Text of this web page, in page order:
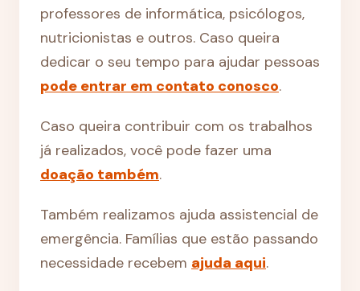
professores de informática, psicólogos,
nutricionistas e outros. Caso queira
dedicar o seu tempo para ajudar pessoas
pode entrar em contato conosco.
Caso queira contribuir com os trabalhos
já realizados, você pode fazer uma
doação também.
Também realizamos ajuda assistencial de
emergência. Famílias que estão passando
necessidade recebem ajuda aqui.